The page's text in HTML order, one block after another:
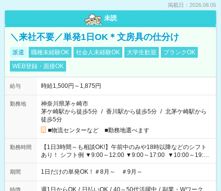
掲載日：2026.08.05
未読
＼来社不要／単発1日OK＊文房具の仕分け
派遣 職種未経験OK 社会人未経験OK 大学生歓迎
ブランクOK
WEB登録・面接OK
給与 時給1,500円～1,875円
勤務地
神奈川県茅ヶ崎市
茅ケ崎駅から徒歩5分 / 香川駅から徒歩5分 / 北茅ケ崎駅から
徒歩5分
■物流センターなど ■勤務地選べます
勤務時間
【1日3時間～も相談OK!】午前中のみや18時以降などのシフト
あり！ シフト例 ▼9:00～12:00 ▼9:00～17:00 ▼10:00～19:00
▼18:00～21:00
期間 1日だけの単発OK！＃8月～ ＃9月～
特徴 週1日からOK / 日払いOK / 40～50代活躍中 / 副業・Wワーク